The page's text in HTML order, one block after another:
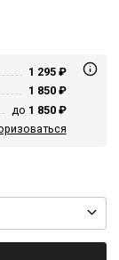
1 295 ₽
1 850 ₽
до 1 850 ₽